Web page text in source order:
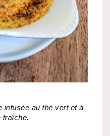
infusée au thé vert et à
fraîche.